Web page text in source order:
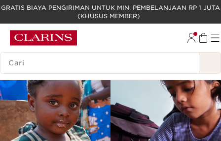
LEWATI KE KONTEN
GO TO FOOTER
GRATIS BIAYA PENGIRIMAN UNTUK MIN. PEMBELANJAAN RP 1 JUTA
(KHUSUS MEMBER)
LEGENDA PENCARIAN